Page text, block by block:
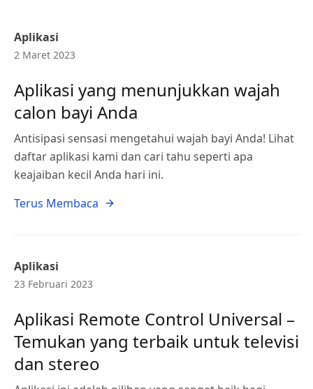
Aplikasi
2 Maret 2023
Aplikasi yang menunjukkan wajah
calon bayi Anda
Antisipasi sensasi mengetahui wajah bayi Anda! Lihat
daftar aplikasi kami dan cari tahu seperti apa
keajaiban kecil Anda hari ini.
Terus Membaca
Aplikasi
23 Februari 2023
Aplikasi Remote Control Universal –
Temukan yang terbaik untuk televisi
dan stereo